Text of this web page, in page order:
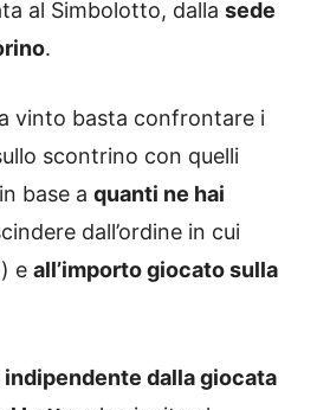
al Simbolotto, dalla sede
.
vinto basta confrontare i
scontrino con quelli
base a quanti ne hai
dall’ordine in cui
e all’importo giocato sulla
indipendente dalla giocata